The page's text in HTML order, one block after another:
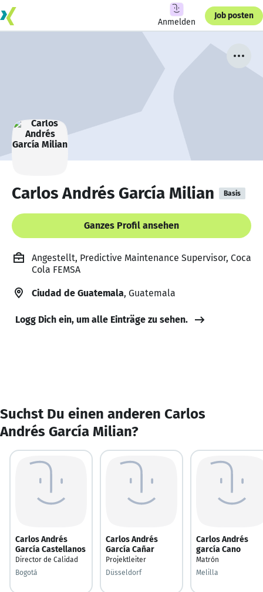
Anmelden
Job posten
Carlos Andrés García Milian Basis
Ganzes Profil ansehen
Angestellt, Predictive Maintenance Supervisor, Coca
Cola FEMSA
Ciudad de Guatemala, Guatemala
Logg Dich ein, um alle Einträge zu sehen.
Suchst Du einen anderen Carlos
Andrés García Milian?
Carlos Andrés
García Castellanos
Director de Calidad
Bogotá
Carlos Andrés
García Cañar
Projektleiter
Düsseldorf
Carlos Andrés
garcía Cano
Matrón
Melilla